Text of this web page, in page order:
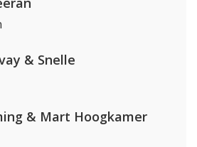
& Snelle
& Mart Hoogkamer